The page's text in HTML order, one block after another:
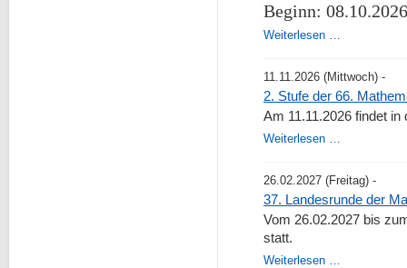
Beginn: 08
Weiterlesen …
11.11.2026 (Mittwoch) -
2. Stufe der 66.
Am 11.11.2026 findet
Weiterlesen …
der
66.
Mathematik-
Olympiade
26.02.2027 (Freitag) -
37. Landesrunde der
Vom 26.02.2027 bis
statt.
Weiterlesen …